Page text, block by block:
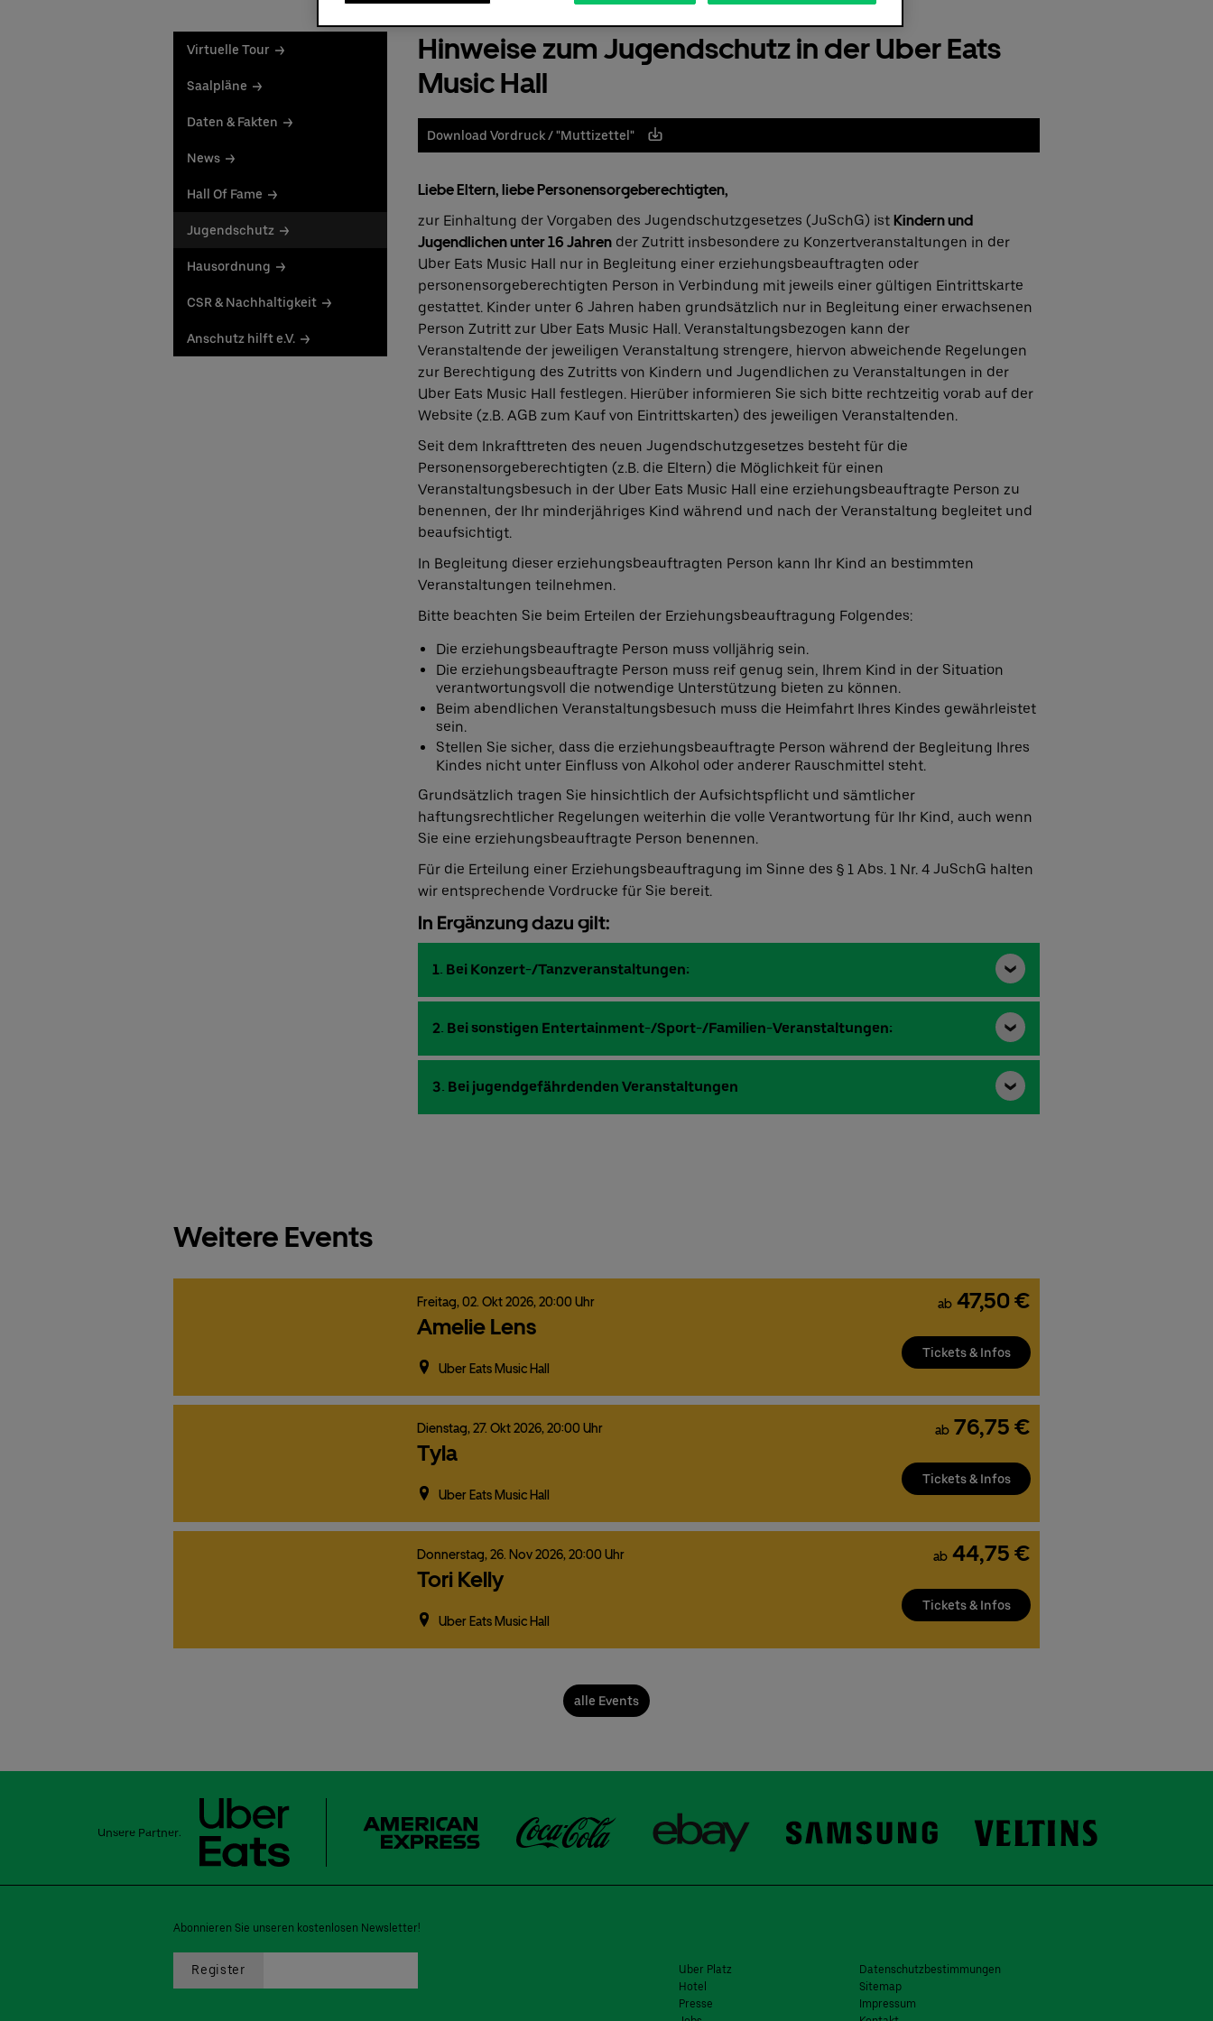
Hinweise zum Jugendschutz in der Uber Eats
Music Hall
Download Vordruck / "Muttizettel"
Liebe Eltern, liebe Personensorgeberechtigten,
zur Einhaltung der Vorgaben des Jugendschutzgesetzes (JuSchG) ist Kindern und
Jugendlichen unter 16 Jahren der Zutritt insbesondere zu Konzertveranstaltungen in der
Uber Eats Music Hall nur in Begleitung einer erziehungsbeauftragten oder
personensorgeberechtigten Person in Verbindung mit jeweils einer gültigen Eintrittskarte
gestattet. Kinder unter 6 Jahren haben grundsätzlich nur in Begleitung einer erwachsenen
Person Zutritt zur Uber Eats Music Hall. Veranstaltungsbezogen kann der
Veranstaltende der jeweiligen Veranstaltung strengere, hiervon abweichende Regelungen
zur Berechtigung des Zutritts von Kindern und Jugendlichen zu Veranstaltungen in der
Uber Eats Music Hall festlegen. Hierüber informieren Sie sich bitte rechtzeitig vorab auf der
Website (z.B. AGB zum Kauf von Eintrittskarten) des jeweiligen Veranstaltenden.
Seit dem Inkrafttreten des neuen Jugendschutzgesetzes besteht für die
Personensorgeberechtigten (z.B. die Eltern) die Möglichkeit für einen
Veranstaltungsbesuch in der Uber Eats Music Hall eine erziehungsbeauftragte Person zu
benennen, der Ihr minderjähriges Kind während und nach der Veranstaltung begleitet und
beaufsichtigt.
In Begleitung dieser erziehungsbeauftragten Person kann Ihr Kind an bestimmten
Veranstaltungen teilnehmen.
Bitte beachten Sie beim Erteilen der Erziehungsbeauftragung Folgendes:
Die erziehungsbeauftragte Person muss volljährig sein.
Die erziehungsbeauftragte Person muss reif genug sein, Ihrem Kind in der Situation
verantwortungsvoll die notwendige Unterstützung bieten zu können.
Beim abendlichen Veranstaltungsbesuch muss die Heimfahrt Ihres Kindes gewährleistet
sein.
Stellen Sie sicher, dass die erziehungsbeauftragte Person während der Begleitung Ihres
Kindes nicht unter Einfluss von Alkohol oder anderer Rauschmittel steht.
Grundsätzlich tragen Sie hinsichtlich der Aufsichtspflicht und sämtlicher
haftungsrechtlicher Regelungen weiterhin die volle Verantwortung für Ihr Kind, auch wenn
Sie eine erziehungsbeauftragte Person benennen.
Für die Erteilung einer Erziehungsbeauftragung im Sinne des § 1 Abs. 1 Nr. 4 JuSchG halten
wir entsprechende Vordrucke für Sie bereit.
In Ergänzung dazu gilt:
1. Bei Konzert-/Tanzveranstaltungen:
2. Bei sonstigen Entertainment-/Sport-/Familien-Veranstaltungen:
3. Bei jugendgefährdenden Veranstaltungen
Virtuelle Tour
Saalpläne
Daten & Fakten
News
Hall Of Fame
Jugendschutz
Hausordnung
CSR & Nachhaltigkeit
Anschutz hilft e.V.
Weitere Events
Freitag, 02. Okt2026, 20:00 Uhr
Amelie Lens
Uber Eats Music Hall
ab 47,50 €
Tickets & Infos
Dienstag, 27. Okt2026, 20:00 Uhr
Tyla
Uber Eats Music Hall
ab 76,75 €
Tickets & Infos
Donnerstag, 26. Nov2026, 20:00 Uhr
Tori Kelly
Uber Eats Music Hall
ab 44,75 €
Tickets & Infos
alle Events
Unsere Partner:
Abonnieren Sie unseren kostenlosen Newsletter!
Uber Platz
Datenschutzbestimmungen
Hotel
Sitemap
Presse
Impressum